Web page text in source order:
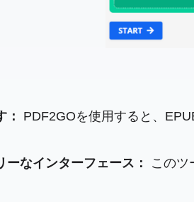
：
PDF2GOを使用すると、
ーなインターフェース：
このツ